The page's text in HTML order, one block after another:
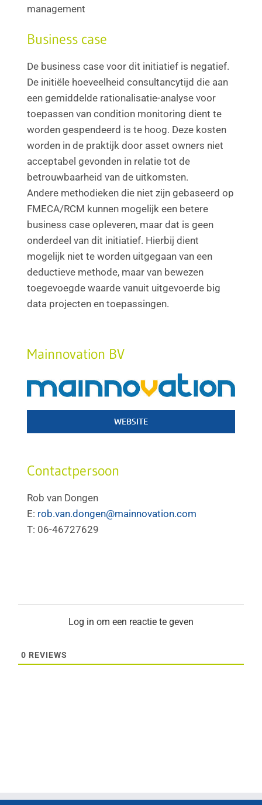
management
Business case
De business case voor dit initiatief is negatief.
De initiële hoeveelheid consultancytijd die aan
een gemiddelde rationalisatie-analyse voor
toepassen van condition monitoring dient te
worden gespendeerd is te hoog. Deze kosten
worden in de praktijk door asset owners niet
acceptabel gevonden in relatie tot de
betrouwbaarheid van de uitkomsten.
Andere methodieken die niet zijn gebaseerd op
FMECA/RCM kunnen mogelijk een betere
business case opleveren, maar dat is geen
onderdeel van dit initiatief. Hierbij dient
mogelijk niet te worden uitgegaan van een
deductieve methode, maar van bewezen
toegevoegde waarde vanuit uitgevoerde big
data projecten en toepassingen.
Mainnovation BV
WEBSITE
Contactpersoon
Rob van Dongen
E: rob.van.dongen@mainnovation.com
T: 06-46727629
Log in om een reactie te geven
0 REVIEWS